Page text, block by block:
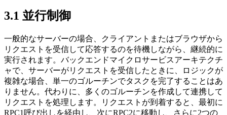
3.1 並行制御
一般的なサーバーの場合、クライアントまたはブラウザから
リクエストを受信して応答するのを待機しながら、継続的に
実行されます。バックエンドマイクロサービスアーキテクチ
ャで、サーバーがリクエストを受信したときに、ロジックが
複雑な場合、単一のゴルーチンでタスクを完了することはあ
りません。代わりに、多くのゴルーチンを作成して連携して
リクエストを処理します。リクエストが到着すると、最初に
RPC1呼び出しを経由し、次にRPC2に移動し、さらに2つの